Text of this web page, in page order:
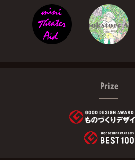
Prize